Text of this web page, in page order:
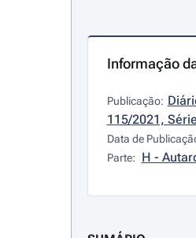
Informação
Publicação:
115/2021,
Data de
Parte: H -